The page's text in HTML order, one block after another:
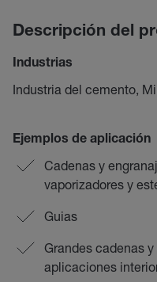
Descripción del
Industrias
Industria del cemento,
Ejemplos de aplicación
Cadenas y
vaporizadores y
Guias
Grandes cadenas
aplicaciones